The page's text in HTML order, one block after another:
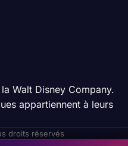
Walt Disney Company.
appartiennent à leurs
droits réservés